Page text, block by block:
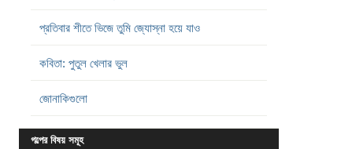
প্রতিবার শীতে ভিজে তুমি জ্যোস্না হয়ে যাও
কবিতা: পুতুল খেলার ভুল
জোনাকিগুলো
গল্পের বিষয় সমূহ